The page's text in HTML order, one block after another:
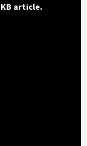
article.